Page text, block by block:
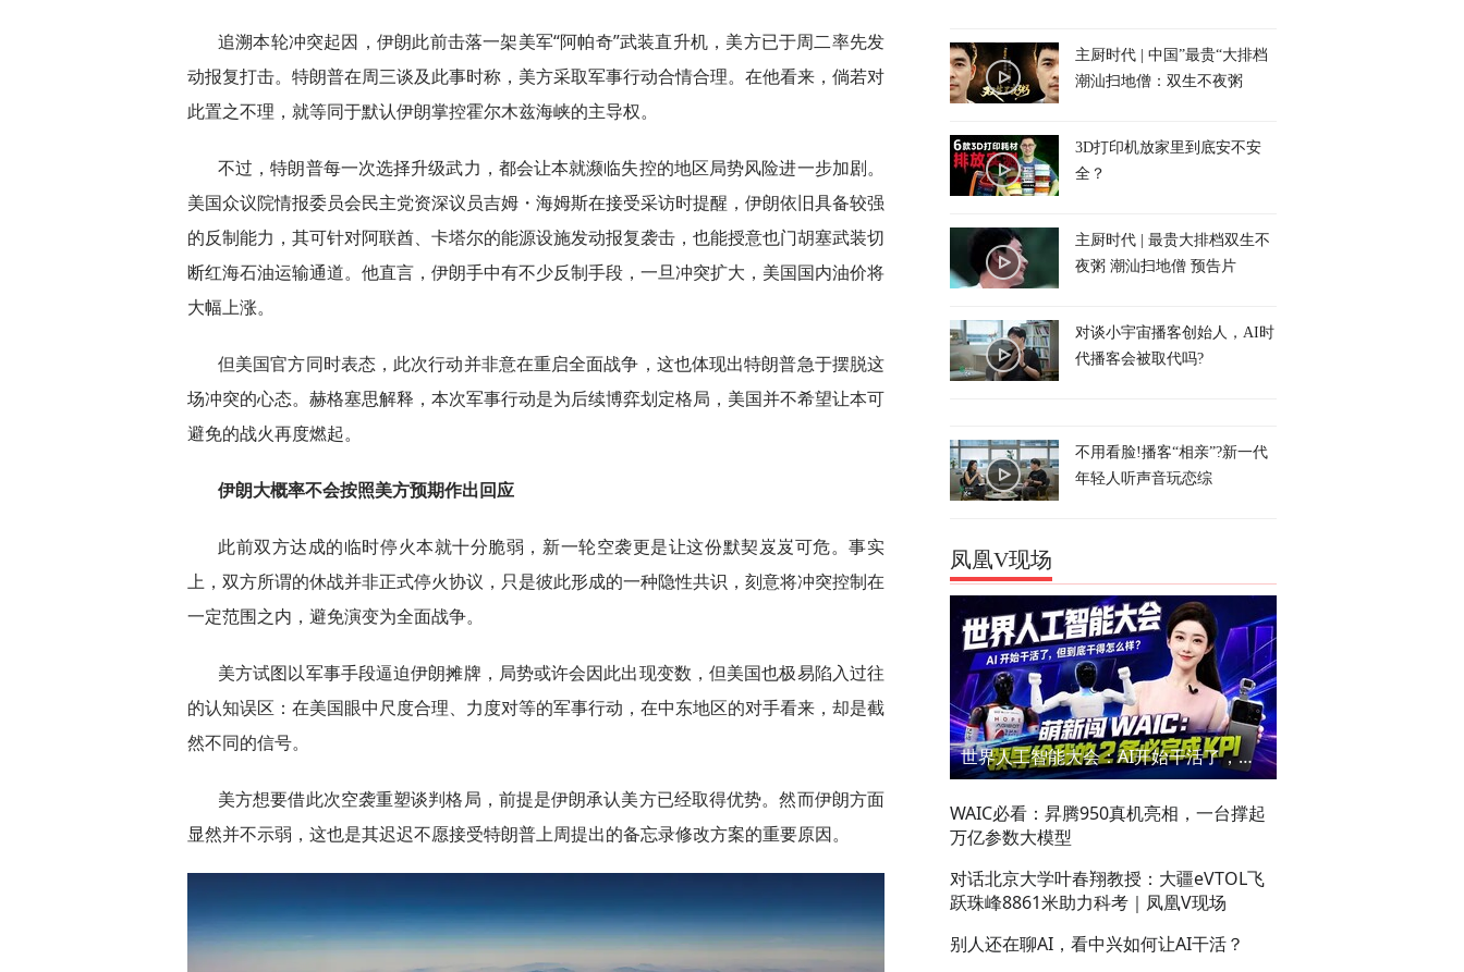
追溯本轮冲突起因，伊朗此前击落一架美军“阿帕奇”武装直升机，美方已于周二率先发
动报复打击。特朗普在周三谈及此事时称，美方采取军事行动合情合理。在他看来，倘若对
此置之不理，就等同于默认伊朗掌控霍尔木兹海峡的主导权。
不过，特朗普每一次选择升级武力，都会让本就濒临失控的地区局势风险进一步加剧。
美国众议院情报委员会民主党资深议员吉姆・海姆斯在接受采访时提醒，伊朗依旧具备较强
的反制能力，其可针对阿联酋、卡塔尔的能源设施发动报复袭击，也能授意也门胡塞武装切
断红海石油运输通道。他直言，伊朗手中有不少反制手段，一旦冲突扩大，美国国内油价将
大幅上涨。
但美国官方同时表态，此次行动并非意在重启全面战争，这也体现出特朗普急于摆脱这
场冲突的心态。赫格塞思解释，本次军事行动是为后续博弈划定格局，美国并不希望让本可
避免的战火再度燃起。
伊朗大概率不会按照美方预期作出回应
此前双方达成的临时停火本就十分脆弱，新一轮空袭更是让这份默契岌岌可危。事实
上，双方所谓的休战并非正式停火协议，只是彼此形成的一种隐性共识，刻意将冲突控制在
一定范围之内，避免演变为全面战争。
美方试图以军事手段逼迫伊朗摊牌，局势或许会因此出现变数，但美国也极易陷入过往
的认知误区：在美国眼中尺度合理、力度对等的军事行动，在中东地区的对手看来，却是截
然不同的信号。
美方想要借此次空袭重塑谈判格局，前提是伊朗承认美方已经取得优势。然而伊朗方面
显然并不示弱，这也是其迟迟不愿接受特朗普上周提出的备忘录修改方案的重要原因。
主厨时代 | 中国”最贵“大排档
潮汕扫地僧：双生不夜粥
3D打印机放家里到底安不安
全？
主厨时代 | 最贵大排档双生不
夜粥 潮汕扫地僧 预告片
对谈小宇宙播客创始人，AI时
代播客会被取代吗?
不用看脸!播客“相亲”?新一代
年轻人听声音玩恋综
凤凰V现场
世界人工智能大会：AI开始干活了，但到底干的怎么样？萌新闯WAIC
WAIC必看：昇腾950真机亮相，一台撑起
万亿参数大模型
对话北京大学叶春翔教授：大疆eVTOL飞
跃珠峰8861米助力科考｜凤凰V现场
别人还在聊AI，看中兴如何让AI干活？